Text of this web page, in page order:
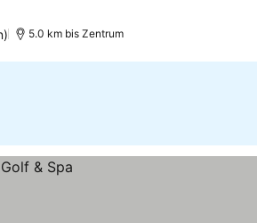
5.0 km bis Zentrum